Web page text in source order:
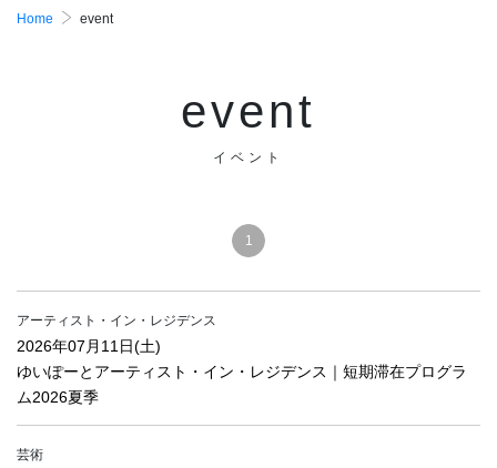
Home event
event
イベント
1
アーティスト・イン・レジデンス
2026年07月11日(土)
ゆいぽーとアーティスト・イン・レジデンス｜短期滞在プログラ
ム2026夏季
芸術